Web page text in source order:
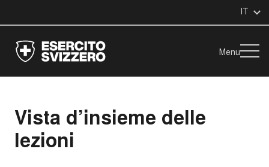
IT
Menu
Vista d’insieme delle
lezioni